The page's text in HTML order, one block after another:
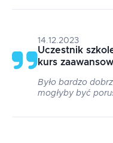
14.12.2023
Uczestnik
kurs
Było bardzo
mogłyby być